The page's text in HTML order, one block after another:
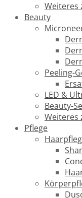
Weiteres
Beauty
Peeling-
LED &
Beauty-
Weiteres
Pflege